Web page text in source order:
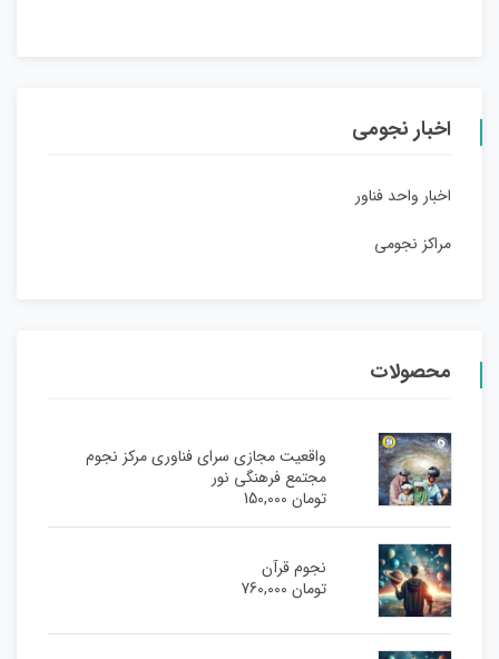
اخبار نجومی
اخبار واحد فناور
مراکز نجومی
محصولات
واقعیت مجازی سرای فناوری مرکز نجوم
مجتمع فرهنگی نور
تومان150,000
نجوم قرآن
تومان760,000